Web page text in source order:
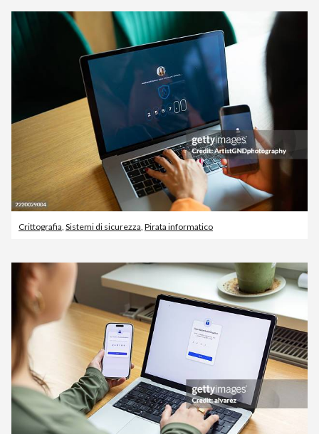
Crittografia, Sistemi di sicurezza, Pirata informatico